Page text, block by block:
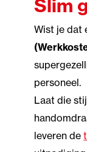
Slim
Wist je dat
personeel.
Laat die
leveren de